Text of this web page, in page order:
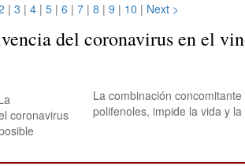
| 3 | 4 | 5 | 6 | 7 | 8 | 9 | 10 | Next >
del coronavirus en el
La combinación
polifenoles, impide la vida y